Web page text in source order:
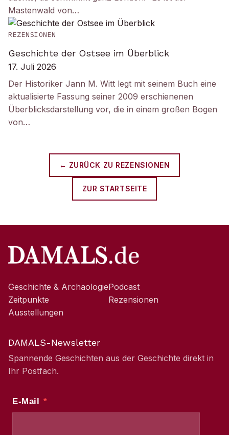
Mastenwald von…
REZENSIONEN
Geschichte der Ostsee im Überblick
17. Juli 2026
Der Historiker Jann M. Witt legt mit seinem Buch eine
aktualisierte Fassung seiner 2009 erschienenen
Überblicksdarstellung vor, die in einem großen Bogen
von…
← ZURÜCK ZU REZENSIONEN
ZUR STARTSEITE
Geschichte & Archäologie
Zeitpunkte
Ausstellungen
Podcast
Rezensionen
DAMALS-Newsletter
Spannende Geschichten aus der Geschichte direkt in
Ihr Postfach.